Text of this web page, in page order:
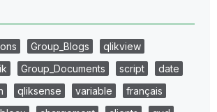
Group_Blogs
qlikview
Group_Documents script
date
qliksense variable
français